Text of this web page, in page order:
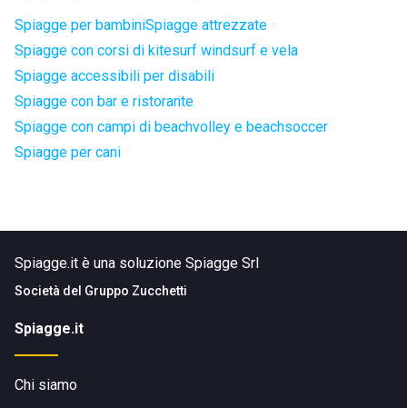
Spiagge per bambiniSpiagge attrezzate
Spiagge con corsi di kitesurf windsurf e vela
Spiagge accessibili per disabili
Spiagge con bar e ristorante
Spiagge con campi di beachvolley e beachsoccer
Spiagge per cani
Spiagge.it è una soluzione Spiagge Srl
Società del Gruppo Zucchetti
Spiagge.it
Chi siamo